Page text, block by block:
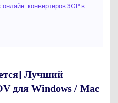
конвертеров 3GP в
Лучший
для Windows / Mac